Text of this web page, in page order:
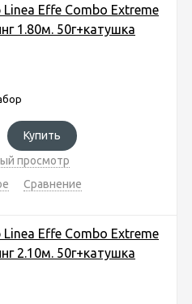
Effe Combo Extreme
1.80м. 50г+катушка
Купить
просмотр
Сравнение
Effe Combo Extreme
2.10м. 50г+катушка